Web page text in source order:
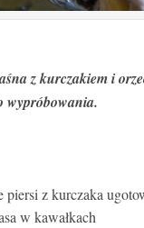
z kurczakiem i
wypróbowania.
piersi z kurczaka
w kawałkach